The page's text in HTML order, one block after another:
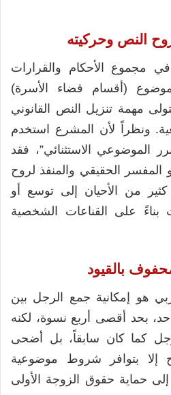
في مجموع الأحكام والقرارات
(أقسام قضاء الأسرة)
مهمة تنزيل النص القانوني
ونظراً لأن المشرع استخدم
الموضوعي الاستثنائي”، فقد
المفسر الحقيقي والمنفذ لروح
من الأحيان إلى توسع أو
بناءً على القناعات الشخصية
هو إمكانية جمع الرجل بين
بحد أقصى أربع نسوة، لكنه
كما كان سابقاً، بل أضحى
إلا بتوافر شروط موضوعية
حماية حقوق الزوجة الأولى